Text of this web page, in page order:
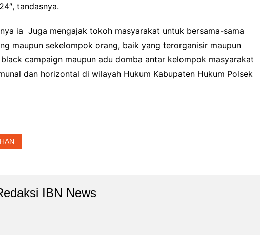
tandasnya.
ia Juga mengajak tokoh masyarakat untuk bersama-sama
maupun sekelompok orang, baik yang terorganisir maupun
campaign maupun adu domba antar kelompok masyarakat
dan horizontal di wilayah Hukum Kabupaten Hukum Polsek
IBN News